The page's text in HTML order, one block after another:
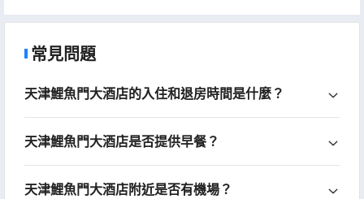
常見問題
天津鯉魚門大酒店的入住和退房時間是什麼？
天津鯉魚門大酒店是否提供早餐？
天津鯉魚門大酒店附近是否有機場？